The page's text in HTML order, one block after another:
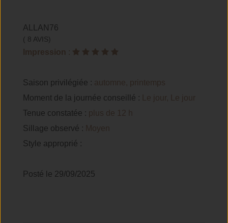
ALLAN76
( 8 AVIS)
Impression :
Saison privilégiée : automne, printemps
Moment de la journée conseillé :
Le jour, Le jour
Tenue constatée : plus de 12 h
Sillage observé : Moyen
Style approprié :
Posté le 29/09/2025